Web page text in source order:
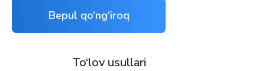
Bepul qo‘ng‘iroq
To‘lov usullari